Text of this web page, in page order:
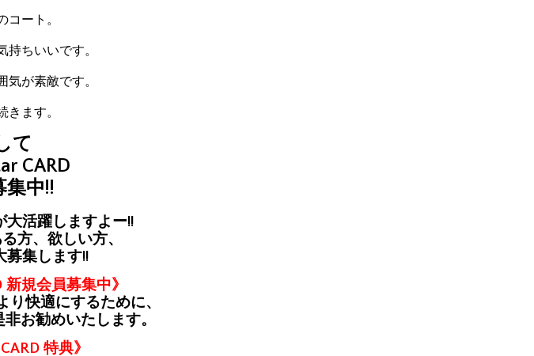
コート。
持ちいいです。
気が素敵です。
きます。
て
CARD
集中!!
大活躍しますよー!!
方、欲しい方、
募集します!!
規会員募集中》
り快適にするために、
お勧めいたします。
特典》